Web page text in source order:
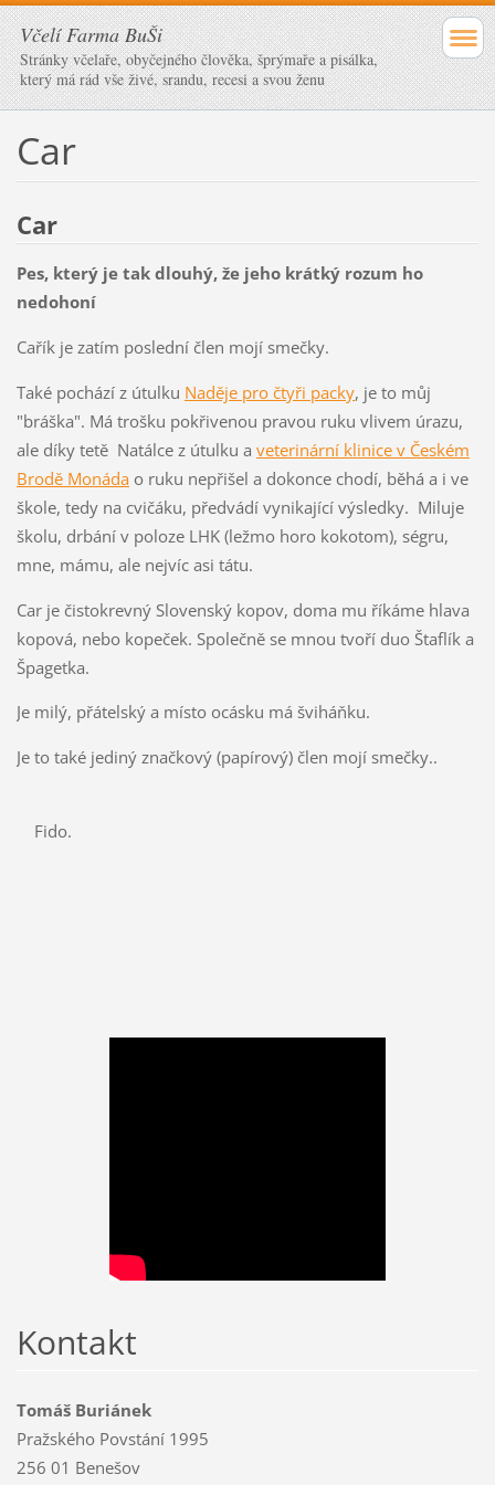
Včelí Farma BuŠi
Stránky včelaře, obyčejného člověka, šprýmaře a pisálka,
který má rád vše živé, srandu, recesi a svou ženu
Car
Car
Pes, který je tak dlouhý, že jeho krátký rozum ho
nedohoní
Cařík je zatím poslední člen mojí smečky.
Také pochází z útulku Naděje pro čtyři packy, je to můj
"bráška". Má trošku pokřivenou pravou ruku vlivem úrazu,
ale díky tetě Natálce z útulku a veterinární klinice v Českém
Brodě Monádao ruku nepřišel a dokonce chodí, běhá a i ve
škole, tedy na cvičáku, předvádí vynikající výsledky. Miluje
školu, drbání v poloze LHK (ležmo horo kokotom), ségru,
mne, mámu, ale nejvíc asi tátu.
Car je čistokrevný Slovenský kopov, doma mu říkáme hlava
kopová, nebo kopeček. Společně se mnou tvoří duo Štaflík a
Špagetka.
Je milý, přátelský a místo ocásku má šviháňku.
Je to také jediný značkový (papírový) člen mojí smečky..
Fido.
Kontakt
Tomáš Buriánek
Pražského Povstání 1995
256 01 Benešov